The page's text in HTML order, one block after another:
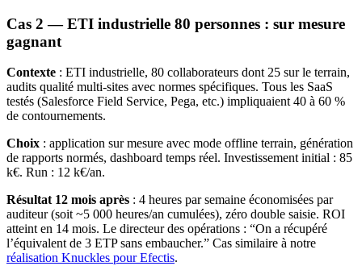
Cas 2 — ETI industrielle 80 personnes : sur mesure
gagnant
Contexte : ETI industrielle, 80 collaborateurs dont 25 sur le terrain,
audits qualité multi-sites avec normes spécifiques. Tous les SaaS
testés (Salesforce Field Service, Pega, etc.) impliquaient 40 à 60 %
de contournements.
Choix : application sur mesure avec mode offline terrain, génération
de rapports normés, dashboard temps réel. Investissement initial : 85
k€. Run : 12 k€/an.
Résultat 12 mois après : 4 heures par semaine économisées par
auditeur (soit ~5 000 heures/an cumulées), zéro double saisie. ROI
atteint en 14 mois. Le directeur des opérations : “On a récupéré
l’équivalent de 3 ETP sans embaucher.” Cas similaire à notre
réalisation Knuckles pour Efectis.